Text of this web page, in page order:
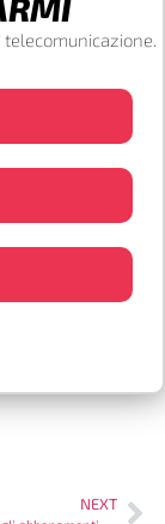
NEXT